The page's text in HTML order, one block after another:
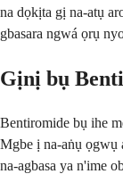
na dọkịta gị na-atụ
gbasara ngwá ọrụ
Gịnị bụ
Bentiromide bụ ihe
Mgbe ị na-aṅụ ọgwụ
na-agbasa ya n'ime